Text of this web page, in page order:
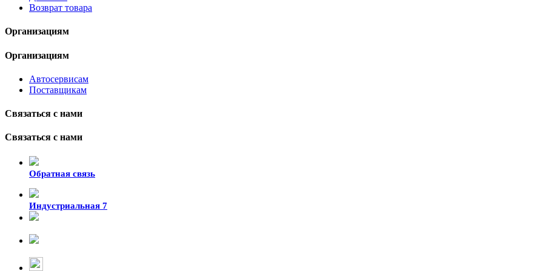
Возврат товара
Организациям
Организациям
Автосервисам
Поставщикам
Связаться с нами
Связаться с нами
Обратная связь
Индустриальная 7